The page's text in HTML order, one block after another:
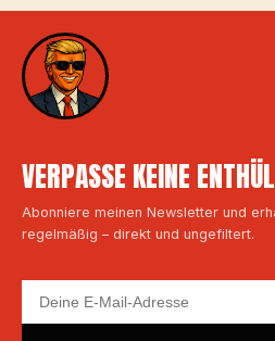
VERPASSE KEINE
Abonniere meinen Newsletter und
regelmäßig – direkt und ungefiltert.